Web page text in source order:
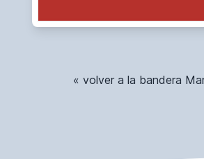
« volver a la bandera